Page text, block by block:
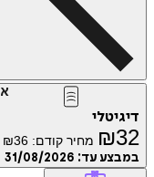
דיגיטלי
₪32 מחיר קודם: ₪36
במבצע עד: 31/08/2026